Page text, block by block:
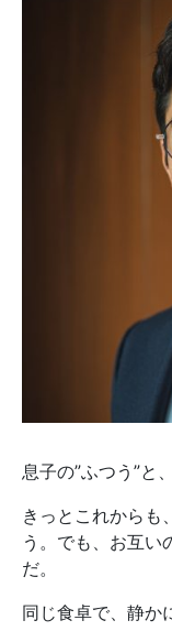
息子の”ふつう”と
きっとこれからも
う。でも、お互い
だ。
同じ食卓で、静